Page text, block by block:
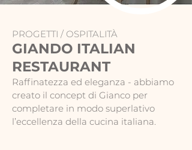
PROGETTI / OSPITALITÀ
GIANDO ITALIAN
RESTAURANT
Raffinatezza ed eleganza - abbiamo
creato il concept di Gianco per
completare in modo superlativo
l’eccellenza della cucina italiana.